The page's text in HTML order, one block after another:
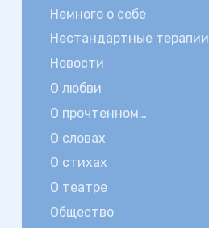
Немного о себе
Нестандартные терапии
Новости
О любви
О прочтенном…
О словах
О стихах
О театре
Общество